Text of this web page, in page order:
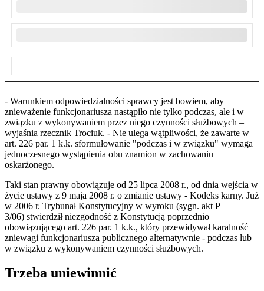
- Warunkiem odpowiedzialności sprawcy jest bowiem, aby
znieważenie funkcjonariusza nastąpiło nie tylko podczas, ale i w
związku z wykonywaniem przez niego czynności służbowych –
wyjaśnia rzecznik Trociuk. - Nie ulega wątpliwości, że zawarte w
art. 226 par. 1 k.k. sformułowanie "podczas i w związku" wymaga
jednoczesnego wystąpienia obu znamion w zachowaniu
oskarżonego.
Taki stan prawny obowiązuje od 25 lipca 2008 r., od dnia wejścia w
życie ustawy z 9 maja 2008 r. o zmianie ustawy - Kodeks karny. Już
w 2006 r. Trybunał Konstytucyjny w wyroku (sygn. akt P
3/06) stwierdził niezgodność z Konstytucją poprzednio
obowiązującego art. 226 par. 1 k.k., który przewidywał karalność
zniewagi funkcjonariusza publicznego alternatywnie - podczas lub
w związku z wykonywaniem czynności służbowych.
Trzeba uniewinnić